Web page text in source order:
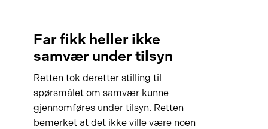
Far fikk heller ikke
samvær under tilsyn
Retten tok deretter stilling til
spørsmålet om samvær kunne
gjennomføres under tilsyn. Retten
bemerket at det ikke ville være noen